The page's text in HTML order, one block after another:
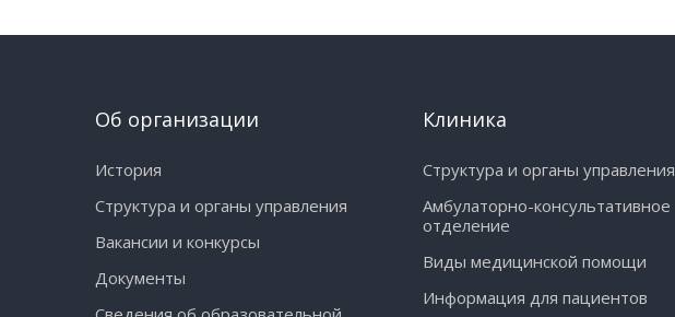
Об организации
История
Структура и органы управления
Вакансии и конкурсы
Документы
Клиника
Структура и органы управления
Амбулаторно-консультативное
отделение
Виды медицинской помощи
Информация для пациентов